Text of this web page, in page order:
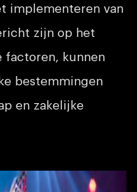
implementeren van
zijn op het
factoren, kunnen
bestemmingen
en zakelijke